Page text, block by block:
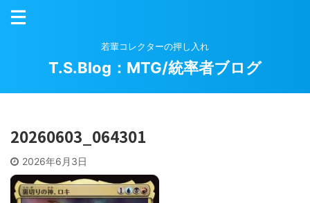
若輩コレクターの押し入れ
T.S.Blog：MTG/統率者ブログ
20260603_064301
2026年6月3日